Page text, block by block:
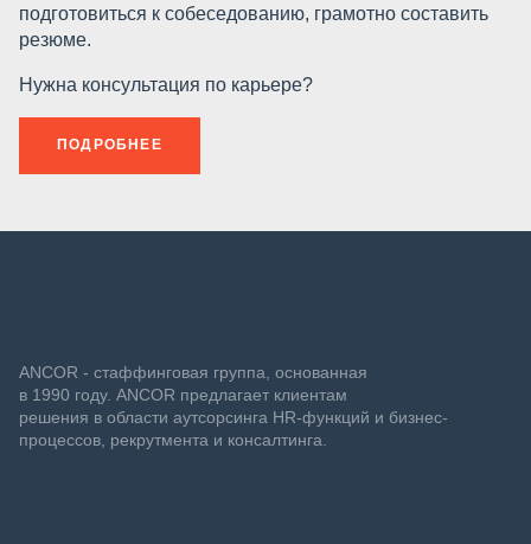
подготовиться к собеседованию, грамотно составить
резюме.
Нужна консультация по карьере?
ПОДРОБНЕЕ
ANCOR - стаффинговая группа, основанная
в 1990 году. ANCOR предлагает клиентам
решения в области аутсорсинга HR-функций и бизнес-
процессов, рекрутмента и консалтинга.